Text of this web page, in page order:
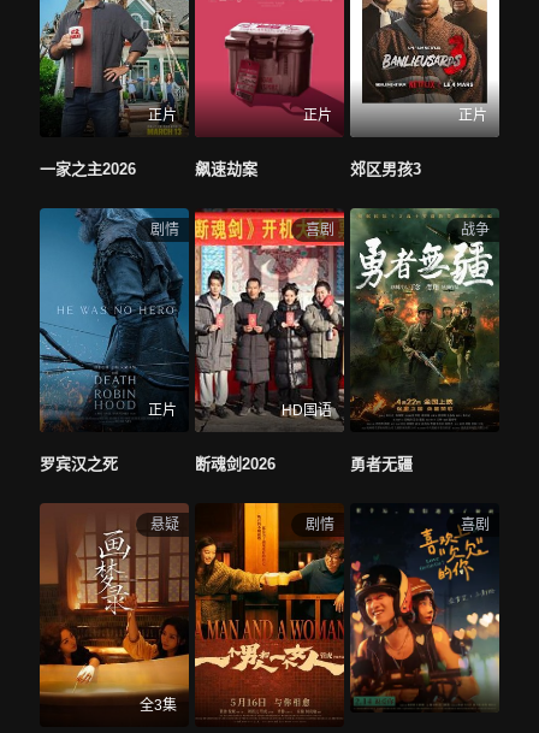
正片
一家之主2026
正片
飙速劫案
正片
郊区男孩3
剧情
正片
罗宾汉之死
喜剧
HD国语
断魂剑2026
战争
勇者无疆
悬疑
全3集
剧情 喜剧